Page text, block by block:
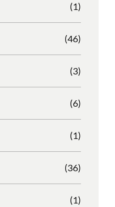
(1)
(46)
(3)
(6)
(1)
(36)
(1)